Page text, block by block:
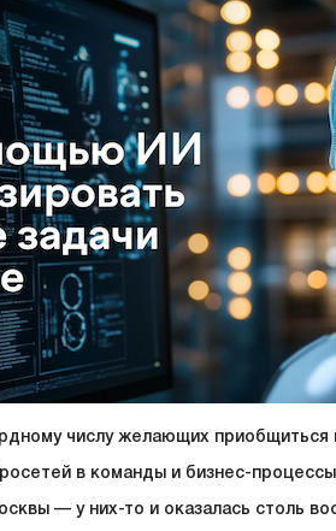
числу желающих
в команды и бизнес-
— у них-то и оказалась столь